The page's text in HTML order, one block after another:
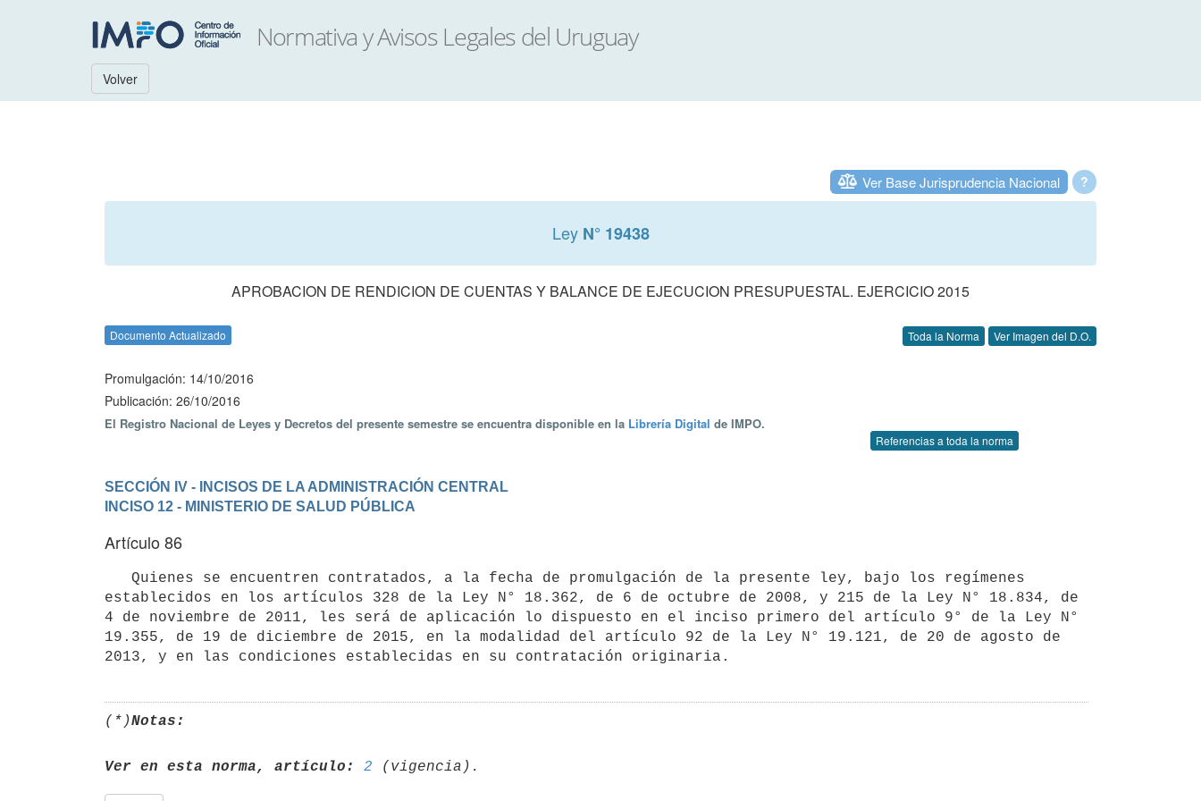
Volver
?
Ver Base Jurisprudencia Nacional
Ley N° 19438
APROBACION DE RENDICION DE CUENTAS Y BALANCE DE EJECUCION PRESUPUESTAL. EJERCICIO 2015
Documento Actualizado Toda la Norma Ver Imagen del D.O.
Promulgación: 14/10/2016
Publicación: 26/10/2016
El Registro Nacional de Leyes y Decretos del presente semestre se encuentra disponible en la Librería Digital de IMPO.
Referencias a toda la norma
SECCIÓN IV - INCISOS DE LA ADMINISTRACIÓN CENTRAL
INCISO 12 - MINISTERIO DE SALUD PÚBLICA
Artículo 86
establecidos en los artículos 328 de la Ley N° 18.362, de 6 de octubre de 2008, y 215 de la Ley N° 18.834, de
4 de noviembre de 2011, les será de aplicación lo dispuesto en el inciso primero del artículo 9° de la Ley N°
19.355, de 19 de diciembre de 2015, en la modalidad del artículo 92 de la Ley N° 19.121, de 20 de agosto de
(*)Notas:
Ver en esta norma, artículo: 2